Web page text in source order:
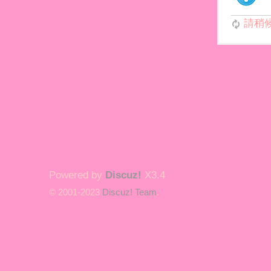
請稍
Powered by Discuz! X3.4
© 2001-2023 Discuz! Team.